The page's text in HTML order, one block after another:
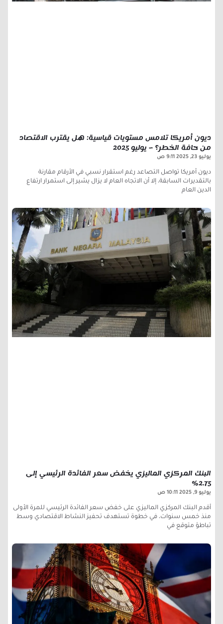
ديون أمريكا تلامس مستويات قياسية: هل يقترب الاقتصاد
من حافة الخطر؟ – يوليو 2025
يوليو 23, 2025 9:11 ص
ديون أمريكا تواصل التصاعد رغم استقرار نسبي في الأرقام مقارنة
بالتقديرات السابقة، إلا أن الاتجاه العام لا يزال يشير إلى استمرار ارتفاع
الدين العام
البنك المركزي الماليزي يخفض سعر الفائدة الرئيسي إلى
2.75%
يوليو 9, 2025 10:11 ص
أقدم البنك المركزي الماليزي على خفض سعر الفائدة الرئيسي للمرة الأولى
منذ خمس سنوات، في خطوة تستهدف تحفيز النشاط الاقتصادي وسط
تباطؤ متوقع في